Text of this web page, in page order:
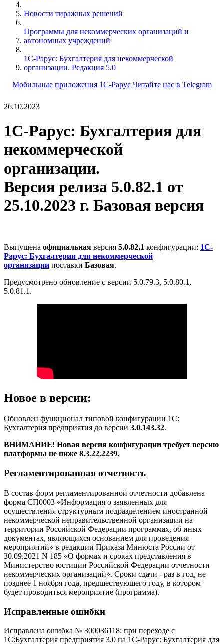
Новости тиражных решений
Программы для некоммерческих организаций и
автономных учреждений
1С-Рарус: Бухгалтерия для некоммерческой
организации. Редакция 5.0
Мобильные приложения 1С-Рарус Читайте нас в Telegram
26.10.2023
1С-Рарус: Бухгалтерия для
некоммерческой
организации.
Версия релиза 5.0.82.1 от
25.10.2023 г. Базовая версия
Выпущена официальная версия 5.0.82.1 конфигурации: 1С-
Рарус: Бухгалтерия для некоммерческой
организации поставки Базовая.
Предусмотрено обновление с версии 5.0.79.3, 5.0.80.1,
5.0.81.1.
Новое в версии:
Обновлен функционал типовой конфигурации 1С:
Бухгалтерия предприятия до версии 3.0.143.32.
ВНИМАНИЕ! Новая версия конфигурации требует версию
платформы не ниже 8.3.22.2239.
Регламентированная отчетность
В состав форм регламентированной отчетности добавлена
форма СП0003 «Информация о заявленных для
осуществления структурным подразделением иностранной
некоммерческой неправительственной организации на
территории Российской Федерации программах, об иных
документах, являющихся основанием для проведения
мероприятий» в редакции Приказа Минюста России от
30.09.2021 N 185 «О формах и сроках представления в
Министерство юстиции Российской Федерации отчетности
некоммерческих организаций». Сроки сдачи - раз в год, не
позднее 1 ноября года, предшествующего году, в котором
будет проводиться мероприятие (программа).
Исправленные ошибки
Исправлена ошибка № З00036118: при переходе с
1С:Бухгалтерия предприятия 3.0 на 1С-Рарус: Бухгалтерия для